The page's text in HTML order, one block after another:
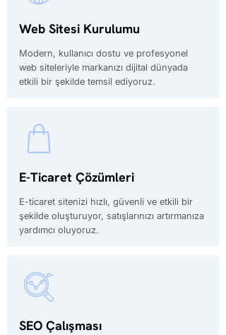
Web Sitesi Kurulumu
Modern, kullanıcı dostu ve profesyonel
web siteleriyle markanızı dijital dünyada
etkili bir şekilde temsil ediyoruz.
E-Ticaret Çözümleri
E-ticaret sitenizi hızlı, güvenli ve etkili bir
şekilde oluşturuyor, satışlarınızı artırmanıza
yardımcı oluyoruz.
SEO Çalışması